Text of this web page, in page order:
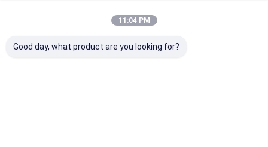
11:04 PM
Good day, what product are you looking for?